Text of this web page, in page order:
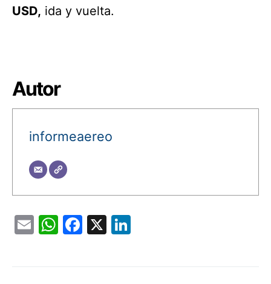
USD, ida y vuelta.
Autor
informeaereo
EmailWhatsApp
Facebook
X